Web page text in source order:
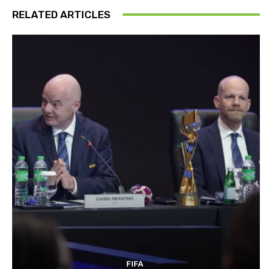
RELATED ARTICLES
FIFA